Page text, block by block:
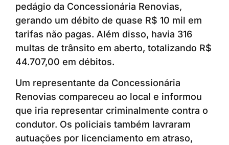
pedágio da Concessionária Renovias,
gerando um débito de quase R$ 10 mil em
tarifas não pagas. Além disso, havia 316
multas de trânsito em aberto, totalizando R$
44.707,00 em débitos.
Um representante da Concessionária
Renovias compareceu ao local e informou
que iria representar criminalmente contra o
condutor. Os policiais também lavraram
autuações por licenciamento em atraso,